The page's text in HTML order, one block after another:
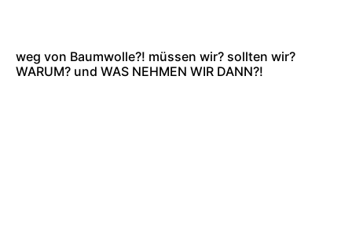
weg von Baumwolle?! müssen wir? sollten wir?
WARUM? und WAS NEHMEN WIR DANN?!